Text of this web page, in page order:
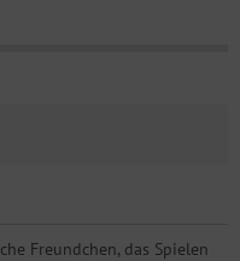
Freundchen, das Spielen